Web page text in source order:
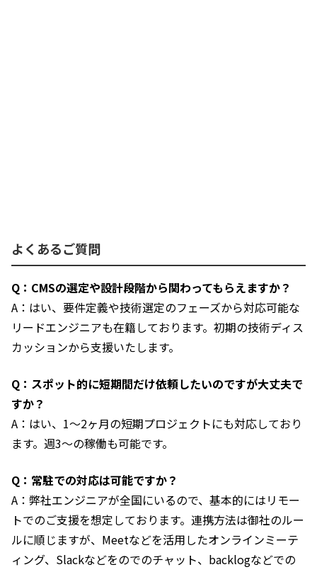
よくあるご質問
Q：CMSの選定や設計段階から関わってもらえますか？
A：はい、要件定義や技術選定のフェーズから対応可能な
リードエンジニアも在籍しております。初期の技術ディス
カッションから支援いたします。
Q：スポット的に短期間だけ依頼したいのですが大丈夫で
すか？
A：はい、1〜2ヶ月の短期プロジェクトにも対応しており
ます。週3〜の稼働も可能です。
Q：常駐での対応は可能ですか？
A：弊社エンジニアが全国にいるので、基本的にはリモー
トでのご支援を想定しております。連携方法は御社のルー
ルに順じますが、Meetなどを活用したオンラインミーテ
ィング、Slackなどをのでのチャット、backlogなどでの